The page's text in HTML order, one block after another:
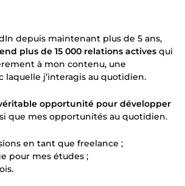
depuis maintenant plus de 5 ans,
plus de 15 000 relations actives qui
à mon contenu, une
laquelle j’interagis au quotidien.
opportunité pour développer
que mes opportunités au quotidien.
en tant que freelance ;
pour mes études ;